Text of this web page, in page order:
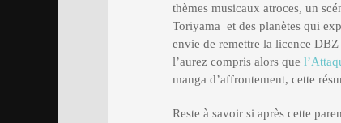
thèmes musicaux atroces, un
Toriyama et des planètes qui
envie de remettre la licence
l’aurez compris alors que
manga d’affrontement, cette
Reste à savoir si après cette